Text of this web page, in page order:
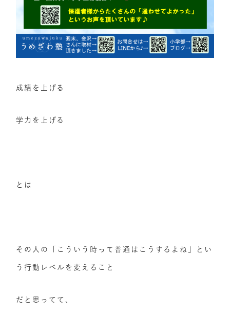
成績を上げる
学力を上げる
とは
その人の「こういう時って普通はこうするよね」とい
う行動レベルを変えること
だと思ってて、